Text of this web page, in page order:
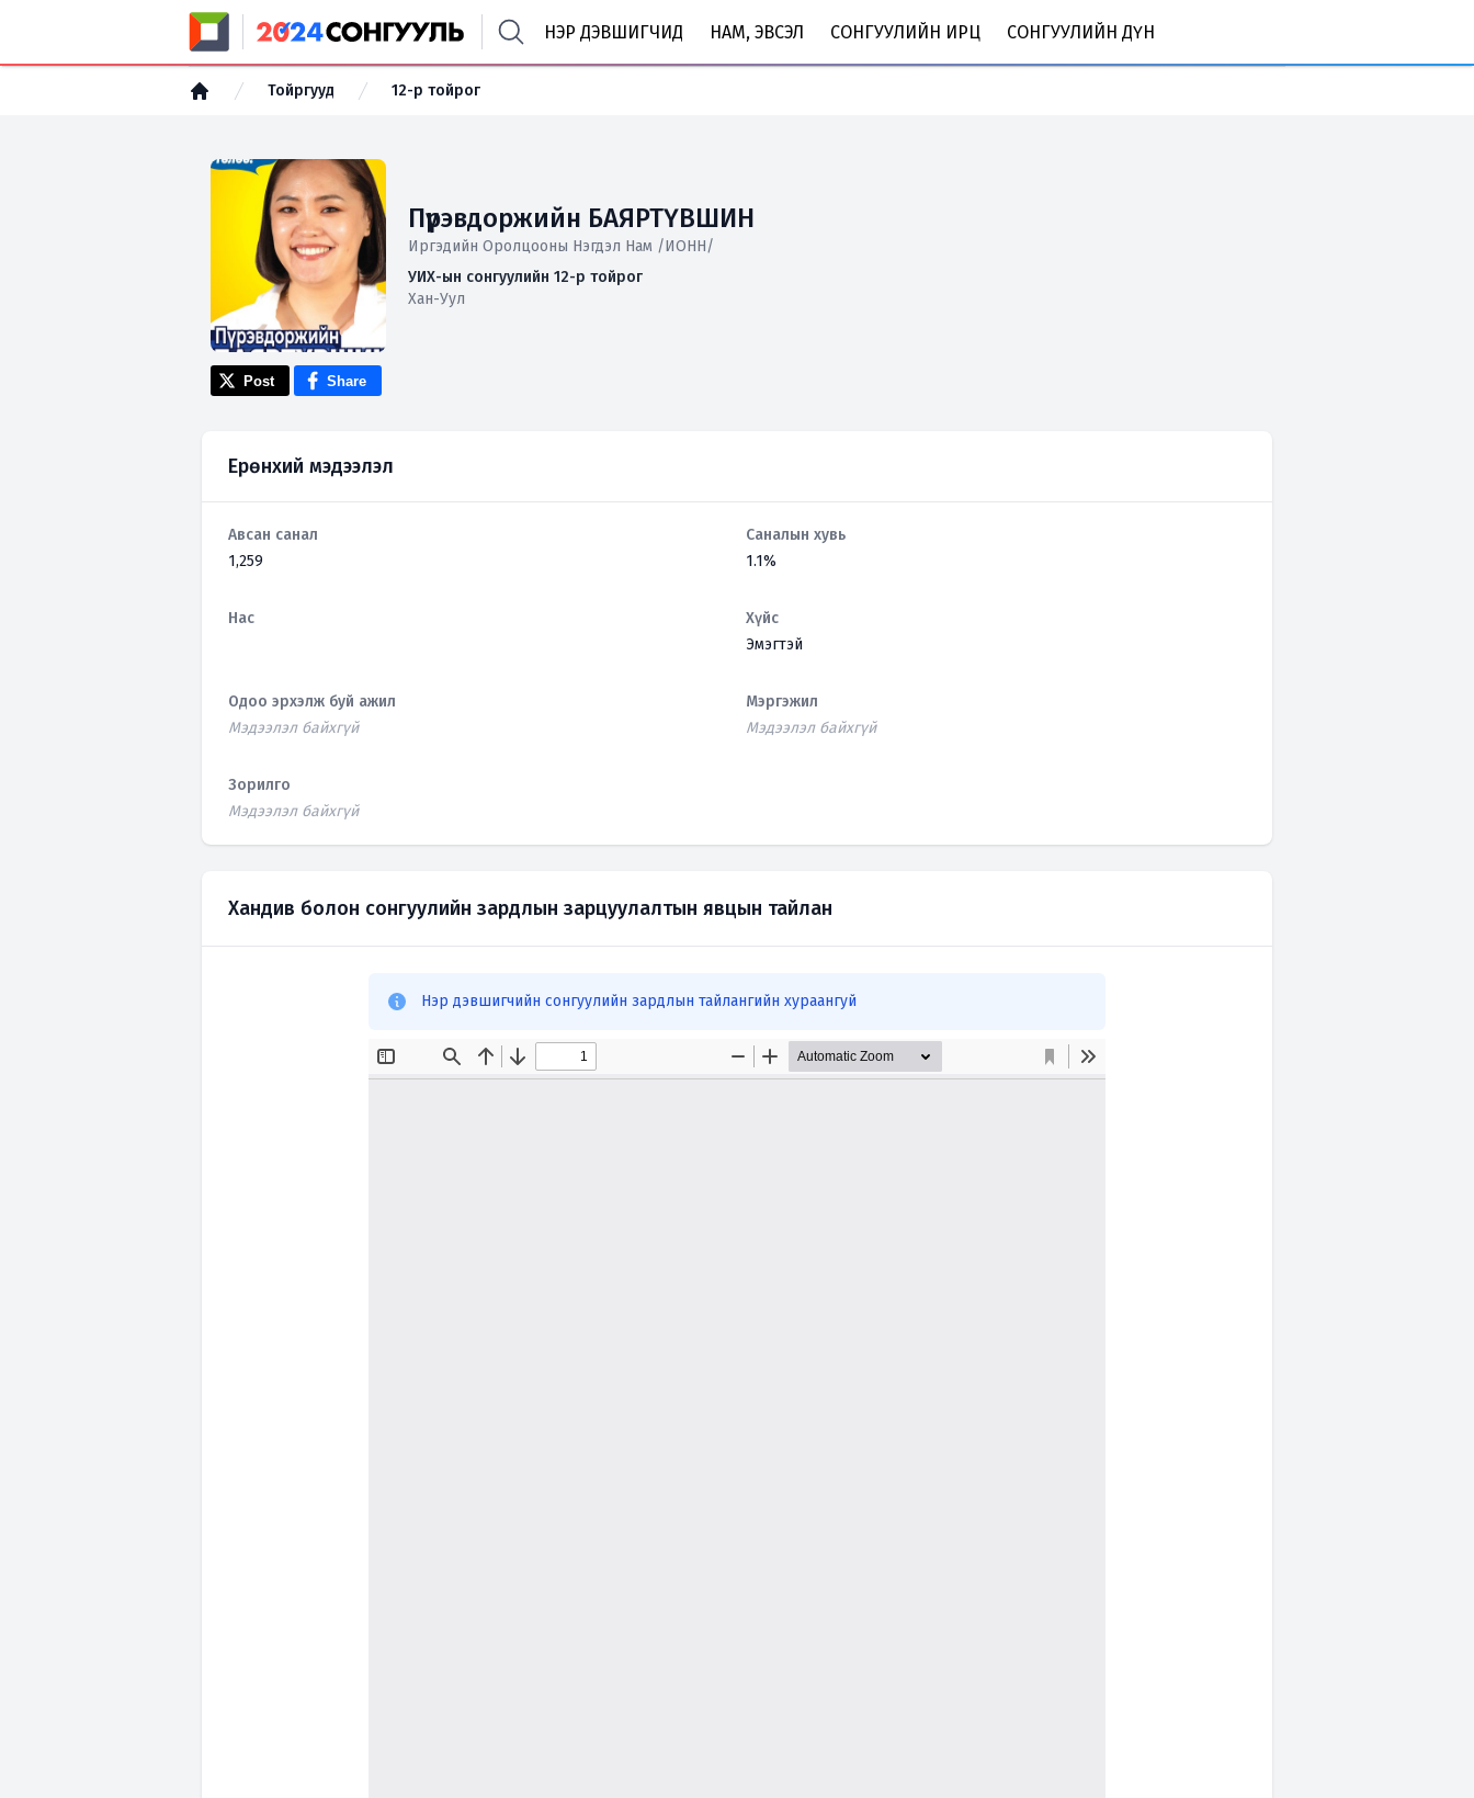
НЭР ДЭВШИГЧИД НАМ, ЭВСЭЛ СОНГУУЛИЙН ИРЦ СОНГУУЛИЙН ДҮН
Тойргууд 12-р тойрог
Пүрэвдоржийн БАЯРТҮВШИН
Иргэдийн Оролцооны Нэгдэл Нам /ИОНН/
УИХ-ын сонгуулийн 12-р тойрог
Хан-Уул
Post Share
Ерөнхий мэдээлэл
Авсан санал
1,259
Саналын хувь
1.1%
Нас
Хүйс
Эмэгтэй
Одоо эрхэлж буй ажил
Мэдээлэл байхгүй
Мэргэжил
Мэдээлэл байхгүй
Зорилго
Мэдээлэл байхгүй
Хандив болон сонгуулийн зардлын зарцуулалтын явцын тайлан
Нэр дэвшигчийн сонгуулийн зардлын тайлангийн хураангуй